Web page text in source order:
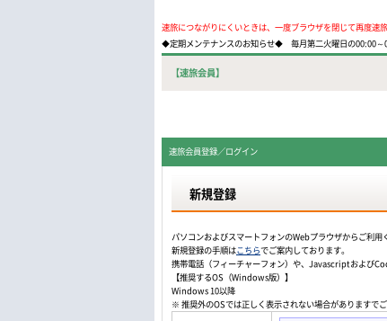
速旅につながりにくいときは、一度ブラウザを閉じて再度速
◆定期メンテナンスのお知らせ◆ 毎月第二火曜日の00:00
【速旅会員】
速旅会員登録／ログイン
新規登録
パソコンおよびスマートフォンのWebプラウザからご利用
新規登録の手順はこちらでご案内しております。
携帯電話（フィーチャーフォン）や、Javascriptおよび
【推奨するOS（Windows版）】
Windows 10以降
※ 推奨外のOSでは正しく表示されない場合がありますでご